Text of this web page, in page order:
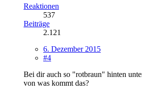
Reaktionen
537
Beiträge
2.121
6. Dezember 2015
#4
Bei dir auch so "rotbraun" hinten
von was kommt das?